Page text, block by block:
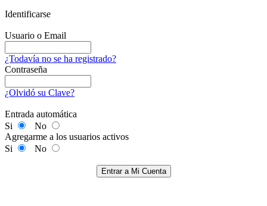
Identificarse
Usuario o Email
¿Todavía no se ha registrado?
Contraseña
¿Olvidó su Clave?
Entrada automática
Si
No
Agregarme a los usuarios activos
Si
No
Entrar a Mi Cuenta